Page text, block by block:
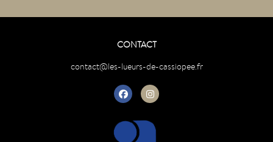
CONTACT
contact@les-lueurs-de-cassiopee.fr